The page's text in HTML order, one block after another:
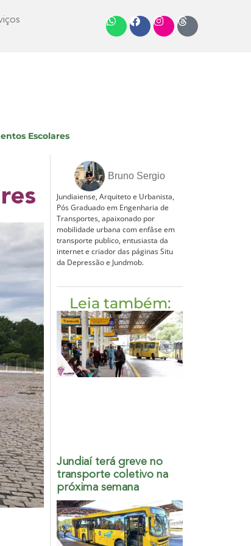
Escolares
Bruno Sergio
Jundiaiense, Arquiteto e Urbanista,
Pós Graduado em Engenharia de
Transportes, apaixonado por
mobilidade urbana com enfâse em
transporte publico, entusiasta da
internet e criador das páginas Situ
da Depressão e Jundmob.
Leia também:
Jundiaí terá greve no
transporte coletivo na
próxima semana